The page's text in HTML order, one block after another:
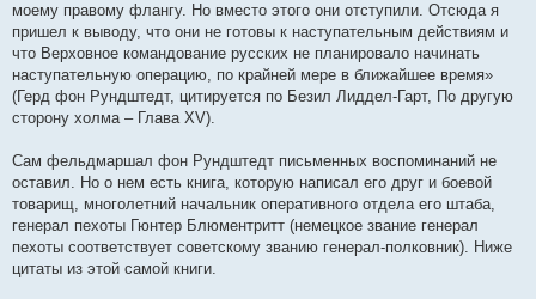
моему правому флангу. Но вместо этого они отступили. Отсюда я
пришел к выводу, что они не готовы к наступательным действиям и
что Верховное командование русских не планировало начинать
наступательную операцию, по крайней мере в ближайшее время»
(Герд фон Рундштедт, цитируется по Безил Лиддел-Гарт, По другую
сторону холма – Глава XV).
Сам фельдмаршал фон Рундштедт письменных воспоминаний не
оставил. Но о нем есть книга, которую написал его друг и боевой
товарищ, многолетний начальник оперативного отдела его штаба,
генерал пехоты Гюнтер Блюментритт (немецкое звание генерал
пехоты соответствует советскому званию генерал-полковник). Ниже
цитаты из этой самой книги.